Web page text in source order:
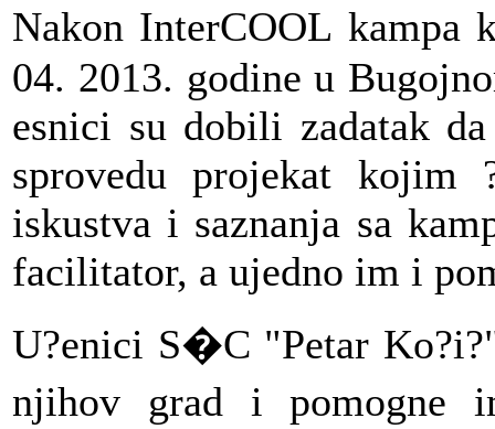
Nakon InterCOOL
04. 2013. godine u
esnici su dobili zadatak
sprovedu projekat kojim
iskustva i saznanja sa
facilitator, a ujedno im i
U?enici S�C "Petar
njihov grad i pomogne